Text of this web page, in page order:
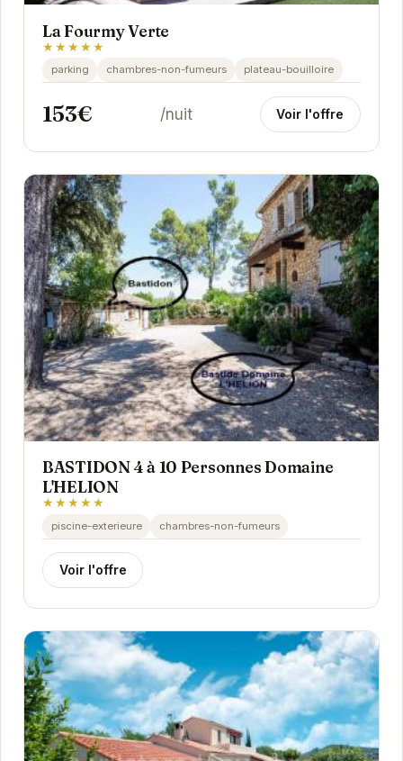
La Fourmy Verte
★★★★★
parking chambres-non-fumeurs plateau-bouilloire
153€ /nuit Voir l'offre
BASTIDON 4 à 10 Personnes Domaine
L'HELION
★★★★★
piscine-exterieure chambres-non-fumeurs
Voir l'offre